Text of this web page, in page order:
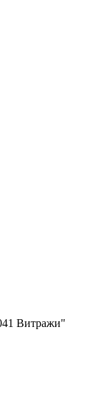
Витражи"